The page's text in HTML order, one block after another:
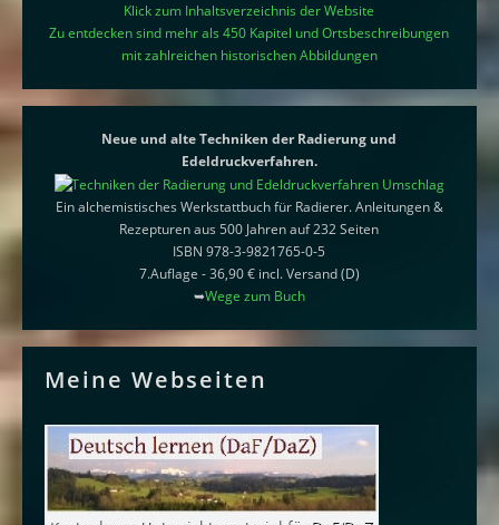
Klick zum Inhaltsverzeichnis der Website
Zu entdecken sind mehr als 450 Kapitel und Ortsbeschreibungen
mit zahlreichen historischen Abbildungen
Neue und alte Techniken der Radierung und
Edeldruckverfahren.
Ein alchemistisches Werkstattbuch für Radierer. Anleitungen &
Rezepturen aus 500 Jahren auf 232 Seiten
ISBN 978-3-9821765-0-5
7.Auflage - 36,90 € incl. Versand (D)
➥Wege zum Buch
Meine Webseiten